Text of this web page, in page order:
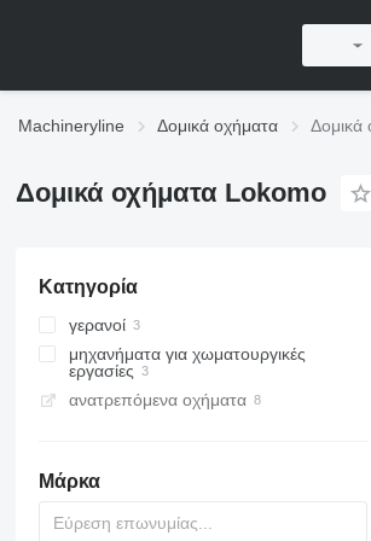
Machineryline Δομικά οχήματα Δομικά
Δομικά οχήματα Lokomo
Κατηγορία
γερανοί
κινητοί γερανοί
γερανοί παντός εδάφους
μηχανήματα για χωματουργικές
εργασίες
γκρέιντερ
ανατρεπόμενα οχήματα
Μάρκα